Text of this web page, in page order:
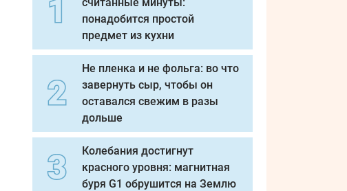
понадобится простой
предмет из кухни
Не пленка и не фольга: во что
завернуть сыр, чтобы он
оставался свежим в разы
дольше
Колебания достигнут
красного уровня: магнитная
буря G1 обрушится на Землю